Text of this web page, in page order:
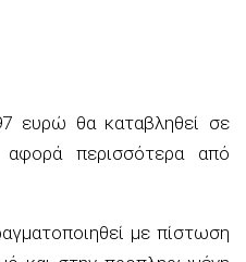
ευρώ θα καταβληθεί σε
αφορά περισσότερα από
με πίστωση